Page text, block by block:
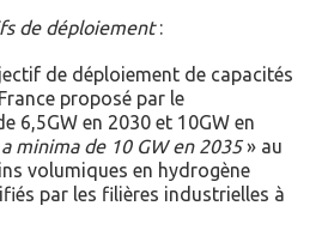
de déploiement:
de déploiement de capacités
proposé par le
6,5GW en 2030 et 10GW en
a minima de 10 GW en 2035» au
volumiques en hydrogène
par les filières industrielles à